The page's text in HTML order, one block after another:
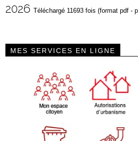
2026 Téléchargé 11693 fois (format pdf -
MES SERVICES EN LIGNE